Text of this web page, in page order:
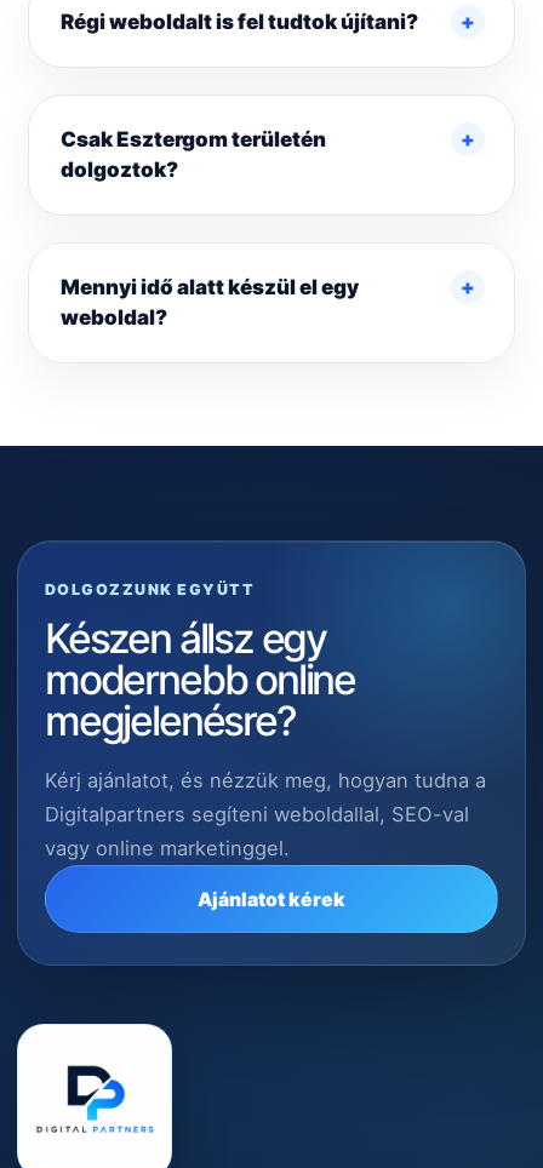
Régi weboldalt is fel tudtok újítani?
Csak Esztergom területén
dolgoztok?
Mennyi idő alatt készül el egy
weboldal?
DOLGOZZUNK EGYÜTT
Készen állsz egy
modernebb online
megjelenésre?
Kérj ajánlatot, és nézzük meg, hogyan tudna a
Digitalpartners segíteni weboldallal, SEO-val
vagy online marketinggel.
Ajánlatot kérek